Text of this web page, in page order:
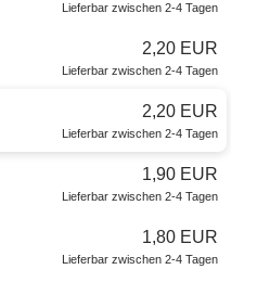
Lieferbar zwischen 2-4 Tagen
2,20 EUR
Lieferbar zwischen 2-4 Tagen
2,20 EUR
Lieferbar zwischen 2-4 Tagen
1,90 EUR
Lieferbar zwischen 2-4 Tagen
1,80 EUR
Lieferbar zwischen 2-4 Tagen